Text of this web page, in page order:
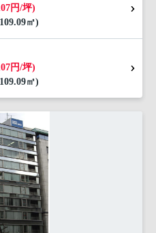
円/坪)
㎡)
円/坪)
㎡)